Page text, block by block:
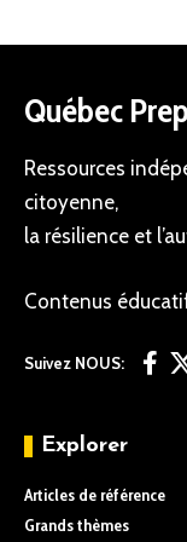
Québec
Ressources
citoyenne,
la résilience et
Contenus
Suivez NOUS:
Explorer
Articles de référence
Grands thèmes